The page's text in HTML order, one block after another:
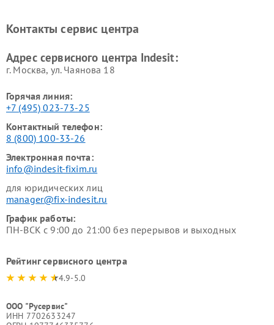
Indesit
Indesit
Контакты сервис центра
Адрес сервисного центра Indesit:
г. Москва, ул. Чаянова 18
Горячая линия:
+7 (495) 023-73-25
Контактный телефон:
8 (800) 100-33-26
Электронная почта:
info@indesit-fixim.ru
для юридических лиц
manager@fix-indesit.ru
График работы:
ПН-ВСК с 9:00 до 21:00 без перерывов и выходных
Рейтинг сервисного центра
4.9-5.0
ООО "Русервис"
ИНН 7702633247